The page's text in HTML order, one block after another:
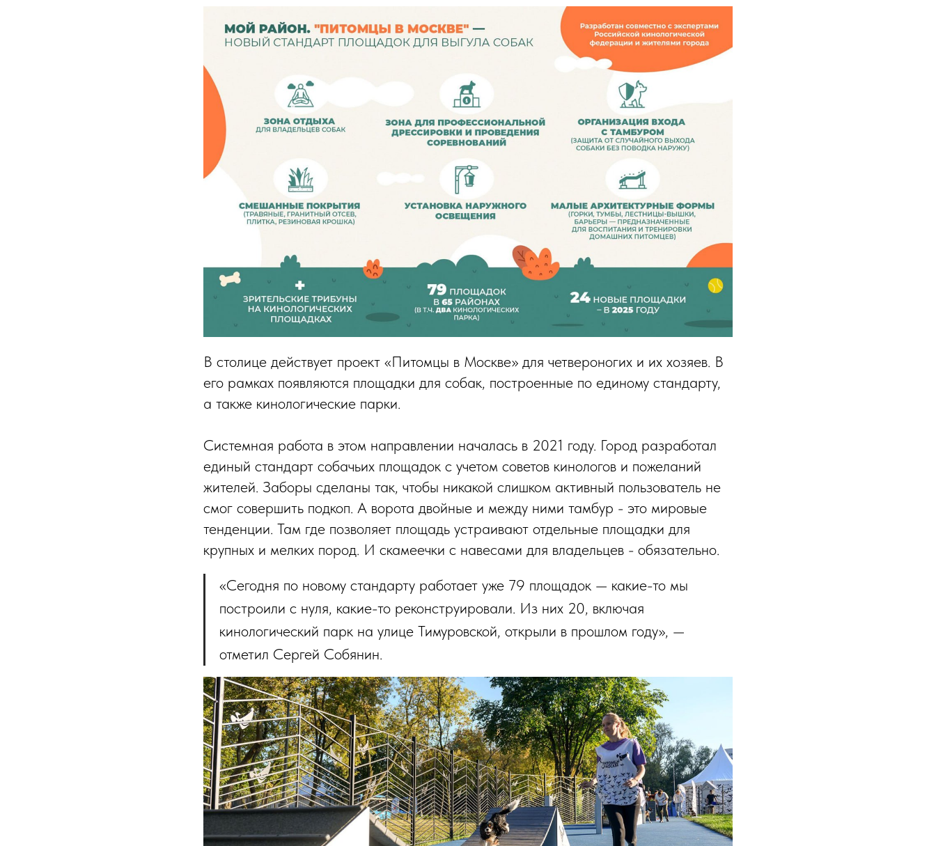
В столице действует проект «Питомцы в Москве» для четвероногих и их хозяев. В
его рамках появляются площадки для собак, построенные по единому стандарту,
а также кинологические парки.
Системная работа в этом направлении началась в 2021 году. Город разработал
единый стандарт собачьих площадок c учетом советов кинологов и пожеланий
жителей. Заборы сделаны так, чтобы никакой слишком активный пользователь не
смог совершить подкоп. А ворота двойные и между ними тамбур - это мировые
тенденции. Там где позволяет площадь устраивают отдельные площадки для
крупных и мелких пород. И скамеечки с навесами для владельцев - обязательно.
«Сегодня по новому стандарту работает уже 79 площадок — какие-то мы
построили с нуля, какие-то реконструировали. Из них 20, включая
кинологический парк на улице Тимуровской, открыли в прошлом году», —
отметил Сергей Собянин.